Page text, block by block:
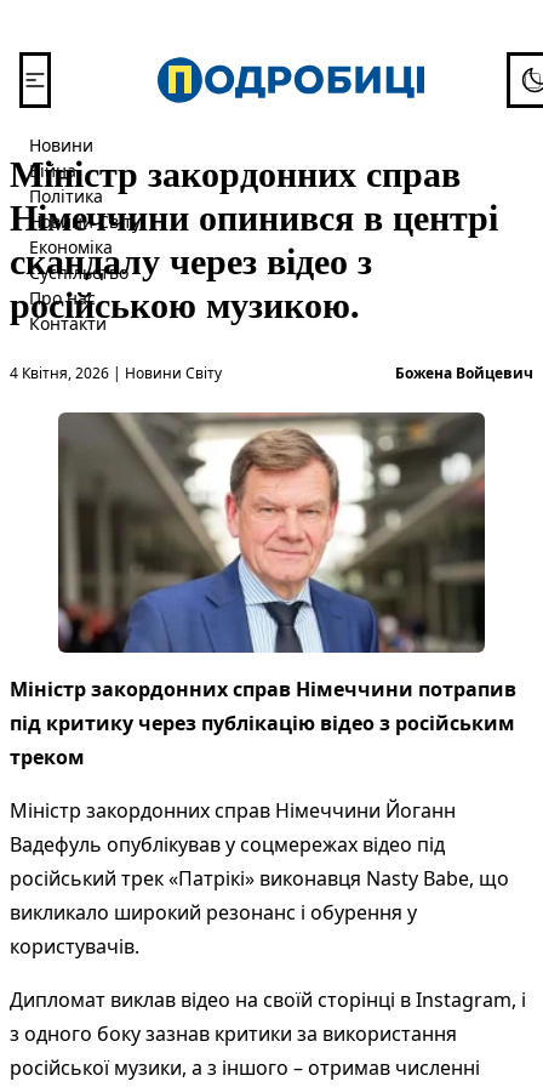
Новини
Війна
Політика
Новини Світу
Економіка
Суспільство
Про нас
Контакти
Міністр закордонних справ
Німеччини опинився в центрі
скандалу через відео з
російською музикою.
4 Квітня, 2026 |
Опубліковано вНовини Світу Божена Войцевич
Міністр закордонних справ Німеччини потрапив
під критику через публікацію відео з російським
треком
Міністр закордонних справ Німеччини Йоганн
Вадефуль опублікував у соцмережах відео під
російський трек «Патрікі» виконавця Nasty Babe, що
викликало широкий резонанс і обурення у
користувачів.
Дипломат виклав відео на своїй сторінці в Instagram, і
з одного боку зазнав критики за використання
російської музики, а з іншого – отримав численні